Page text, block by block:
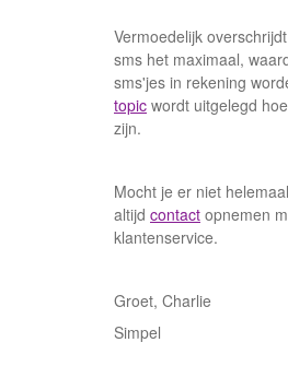
Vermoedelijk
sms het maximaal,
sms'jes in rekening
topic wordt uitgelegd
zijn.
Mocht je er niet
altijd contact opnemen
klantenservice.
Groet, Charlie
Simpel